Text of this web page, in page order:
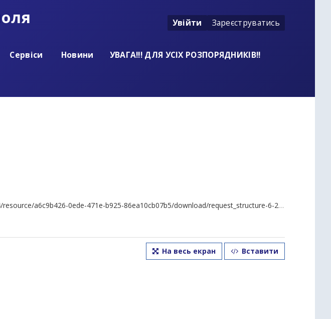
Увійти Зареєструватись
Сервіси Новини
УВАГА!!! ДЛЯ УСІХ РОЗПОРЯДНИКІВ!!
a6c9b426-0ede-471e-b925-86ea10cb07b5/download/request_structure-6-2.xlsx
На весь екран Вставити